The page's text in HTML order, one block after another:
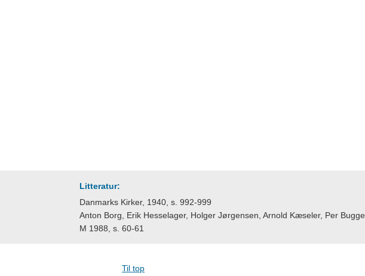
Litteratur:
Danmarks Kirker, 1940, s. 992-999
Anton Borg, Erik Hesselager, Holger Jørgensen, Arnold Kæseler, Per
M 1988, s. 60-61
Til top